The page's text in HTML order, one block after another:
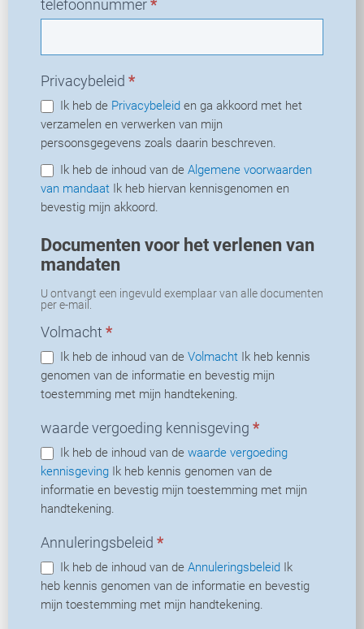
telefoonnummer*
Privacybeleid *
Ik heb de Privacybeleid en ga akkoord met het
verzamelen en verwerken van mijn
persoonsgegevens zoals daarin beschreven.
Ik heb de inhoud van de Algemene voorwaarden
van mandaat
bevestig mijn akkoord.
Documenten voor het verlenen van
mandaten
U ontvangt een ingevuld exemplaar van alle documenten
per e-mail.
Volmacht *
Ik heb de inhoud van de Volmacht Ik heb kennis
genomen van de informatie en bevestig mijn
toestemming met mijn handtekening.
waarde vergoeding kennisgeving *
Ik heb de inhoud van de waarde vergoeding
kennisgeving
informatie en bevestig mijn toestemming met mijn
handtekening.
Annuleringsbeleid *
Ik heb de inhoud van de Annuleringsbeleid
heb kennis genomen van de informatie en bevestig
mijn toestemming met mijn handtekening.